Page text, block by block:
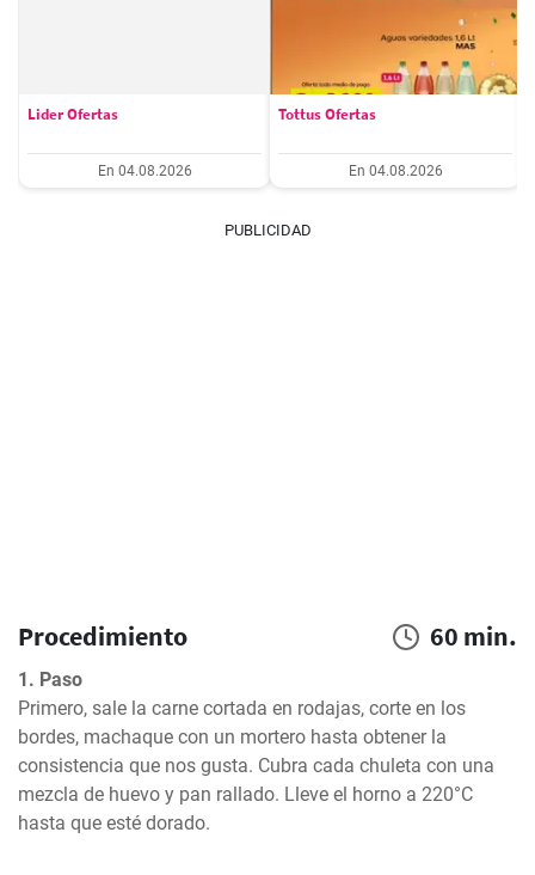
Lider Ofertas
En 04.08.2026
Tottus Ofertas
En 04.08.2026
PUBLICIDAD
Procedimiento 60 min.
1. Paso
Primero, sale la carne cortada en rodajas, corte en los
bordes, machaque con un mortero hasta obtener la
consistencia que nos gusta. Cubra cada chuleta con una
mezcla de huevo y pan rallado. Lleve el horno a 220°C
hasta que esté dorado.